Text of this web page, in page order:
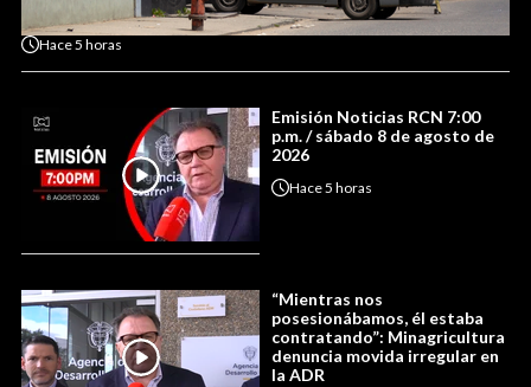
Hace5 horas
Emisión Noticias RCN 7:00
p.m. / sábado 8 de agosto de
2026
Hace5 horas
“Mientras nos
posesionábamos, él estaba
contratando”: Minagricultura
denuncia movida irregular en
la ADR